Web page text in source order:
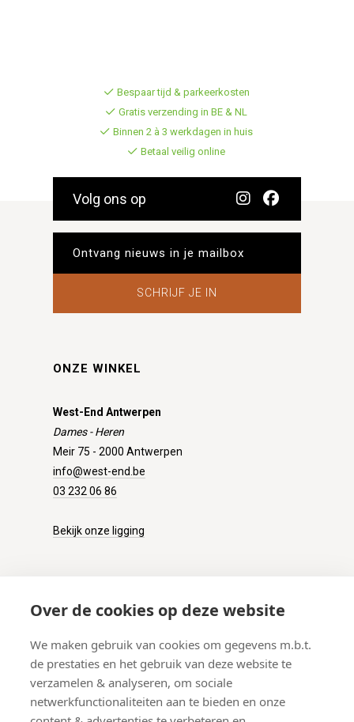
Over de cookies op deze website
We maken gebruik van cookies om gegevens m.b.t.
de prestaties en het gebruik van deze website te
verzamelen & analyseren, om sociale
netwerkfunctionaliteiten aan te bieden en onze
Bespaar tijd & parkeerkosten
Gratis verzending in BE & NL
Binnen 2 à 3 werkdagen in huis
Betaal veilig online
Volg ons op
SCHRIJF JE IN
ONZE WINKEL
West-End Antwerpen
Dames - Heren
Meir 75 - 2000 Antwerpen
info@west-end.be
03 232 06 86
Bekijk onze ligging
Verzenden
Retourneren
Betalen
Veelgestelde vragen